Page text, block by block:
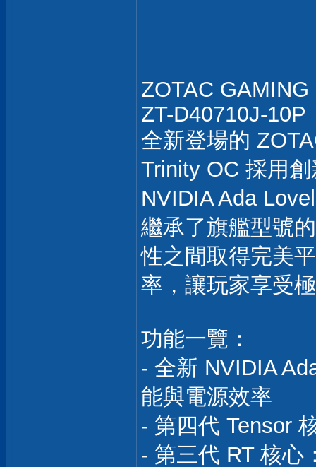
ZOTAC
ZT-D40710J-10P
全新登場的
Trinity OC 採用
NVIDIA Ada
繼承了旗艦型號
性之間取得完美
率，讓玩家享受
功能一覽：
- 全新 NVIDIA
能與電源效率
- 第四代 Tensor
- 第三代 RT 核心